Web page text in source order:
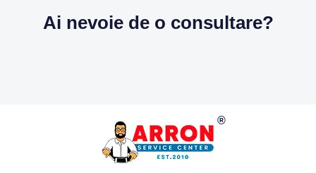
Ai nevoie de o consultare?